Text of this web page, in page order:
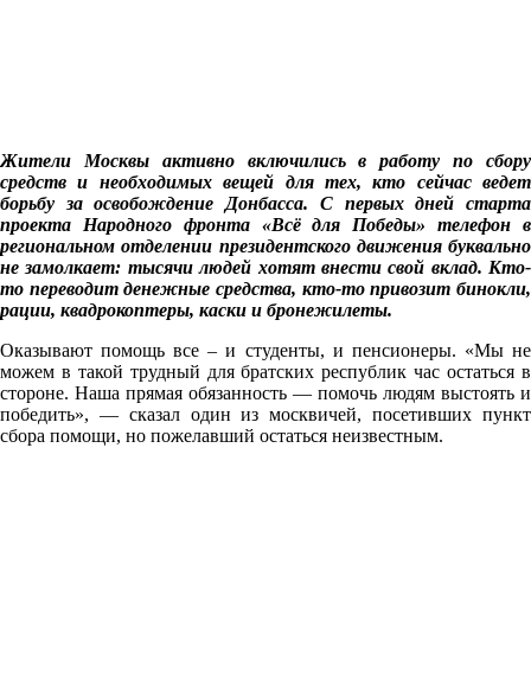
Жители Москвы активно включились в работу по сбору
средств и необходимых вещей для тех, кто сейчас ведет
борьбу за освобождение Донбасса. С первых дней старта
проекта Народного фронта «Всё для Победы» телефон в
региональном отделении президентского движения буквально
не замолкает: тысячи людей хотят внести свой вклад. Кто-
то переводит денежные средства, кто-то привозит бинокли,
рации, квадрокоптеры, каски и бронежилеты.
Оказывают помощь все – и студенты, и пенсионеры. «Мы не
можем в такой трудный для братских республик час остаться в
стороне. Наша прямая обязанность — помочь людям выстоять и
победить», — сказал один из москвичей, посетивших пункт
сбора помощи, но пожелавший остаться неизвестным.